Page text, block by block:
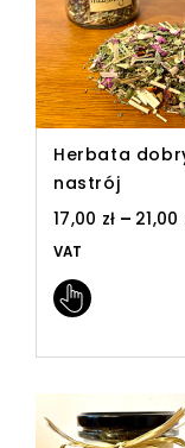
Herbata
nastrój
17,00 zł – 21,00
VAT